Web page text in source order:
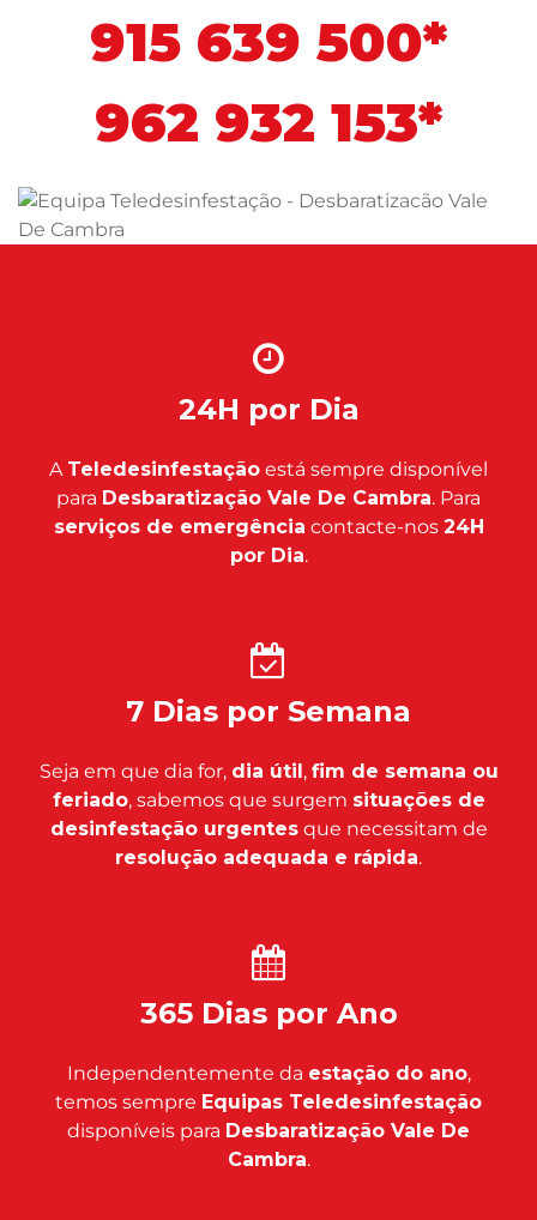
915 639 500*
962 932 153*
24H por Dia
A Teledesinfestação está sempre disponível
para Desbaratização Vale De Cambra. Para
serviços de emergência contacte-nos 24H
por Dia.
7 Dias por Semana
Seja em que dia for, dia útil, fim de semana ou
feriado, sabemos que surgem situações de
desinfestação urgentesque necessitam de
resolução adequada e rápida.
365 Dias por Ano
Independentemente da estação do ano,
temos sempre Equipas Teledesinfestação
disponíveis para Desbaratização Vale De
Cambra.